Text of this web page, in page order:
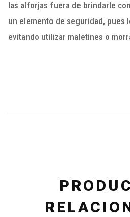
las alforjas fuera de brindarle
un elemento de seguridad, pues
evitando utilizar maletines o